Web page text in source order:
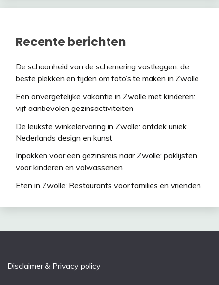
Recente berichten
De schoonheid van de schemering vastleggen: de
beste plekken en tijden om foto’s te maken in Zwolle
Een onvergetelijke vakantie in Zwolle met kinderen:
vijf aanbevolen gezinsactiviteiten
De leukste winkelervaring in Zwolle: ontdek uniek
Nederlands design en kunst
Inpakken voor een gezinsreis naar Zwolle: paklijsten
voor kinderen en volwassenen
Eten in Zwolle: Restaurants voor families en vrienden
Disclaimer & Privacy policy